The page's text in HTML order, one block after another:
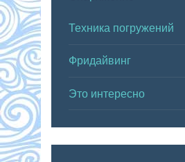
Техника погружений
Фридайвинг
Это интересно